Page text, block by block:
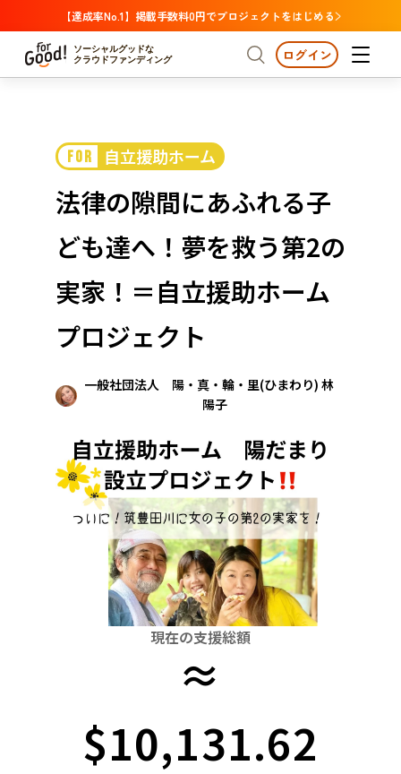
【達成率No.1】掲載手数料0円でプロジェクトをはじめる
ソーシャルグッドな
クラウドファンディング
プロジェクトからさがす
カテゴリーからさがす 国際協力
医療・福祉
人権・マイノリティ
近畿
四国
九州・沖縄
注目 新着
支援金額が多い
支援人数が多い
終了日が近い
カテゴリーからさがす
国際協力 医療・福祉
子ども・教育
環境・エシカル
人権・マイノリティ
社会貢献
地域からさがす
北海道 青森 岩手 宮城 秋田 山形
栃木 群馬 埼玉 千葉 東京
新潟 富山 石川 福井 山梨
滋賀 京都 大阪 兵庫 奈良
島根 岡山 広島 山口
愛媛 高知
熊本
ログイン
FOR 自立援助ホーム
法律の隙間にあふれる子
ども達へ！夢を救う第2の
実家！＝自立援助ホーム
プロジェクト
一般社団法人 陽・真・輪・里(ひまわり) 林
陽子
現在の支援総額
≈
$10,131.62